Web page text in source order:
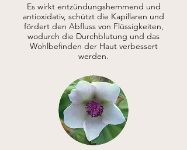
Es wirkt entzündungshemmend und
antioxidativ, schützt die Kapillaren und
fördert den Abfluss von Flüssigkeiten,
wodurch die Durchblutung und das
Wohlbefinden der Haut verbessert
werden.